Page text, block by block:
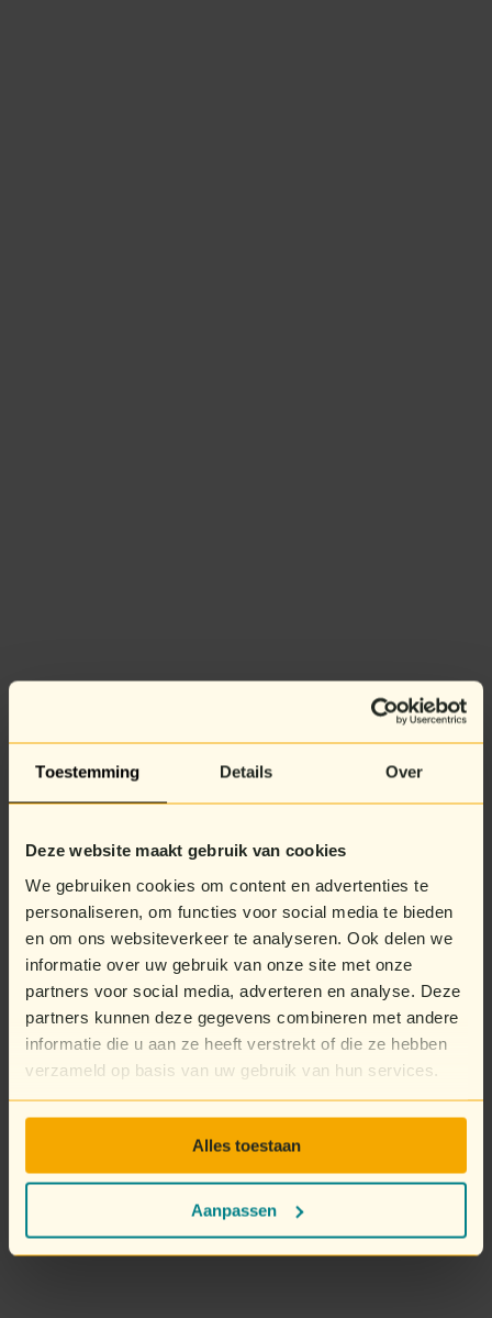
Toestemming Details Over
Deze website maakt gebruik van cookies
We gebruiken cookies om content en advertenties te
personaliseren, om functies voor social media te bieden
en om ons websiteverkeer te analyseren. Ook delen we
informatie over uw gebruik van onze site met onze
partners voor social media, adverteren en analyse. Deze
partners kunnen deze gegevens combineren met andere
informatie die u aan ze heeft verstrekt of die ze hebben
verzameld op basis van uw gebruik van hun services.
Alles toestaan
Aanpassen